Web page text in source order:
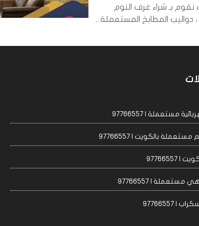
نقوم بـ شراء غرف النوم
دواليب المطابخ المستعملة...
مستعملة | 97766557
بالكويت | 97766557
| 97766557